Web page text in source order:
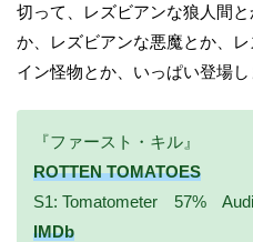
切って、レズビアンな狼人間
か、レズビアンな悪魔とか、
イン怪物とか、いっぱい登場し
『ファースト・キル』
ROTTEN TOMATOES
S1: Tomatometer 57%
IMDb